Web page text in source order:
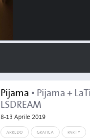
Pijama • Pijama +
LSDREAM
8-13 Aprile 2019
ARREDO GRAFICA PARTY